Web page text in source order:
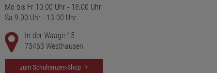
Mo bis Fr 10.00 Uhr - 18.00 Uhr
Sa 9.00 Uhr - 13.00 Uhr
In der Waage 15
73463 Westhausen
zum Schulranzen-Shop